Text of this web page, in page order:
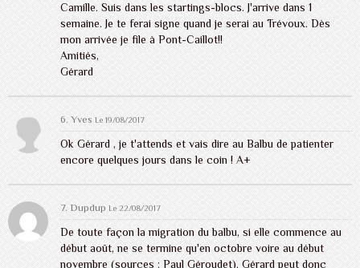
Camille. Suis dans les startings-blocs. J'arrive dans 1
semaine. Je te ferai signe quand je serai au Trévoux. Dès
mon arrivée je file à Pont-Caillot!!
Amitiés,
Gérard
6. YvesLe 19/08/2017
Ok Gérard , je t'attends et vais dire au Balbu de patienter
encore quelques jours dans le coin ! A+
7.Dupdup Le 22/08/2017
De toute façon la migration du balbu, si elle commence au
début août, ne se termine qu'en octobre voire au début
novembre (sources : Paul Géroudet). Gérard peut donc